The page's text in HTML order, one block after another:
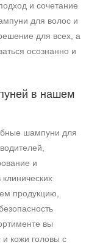
и сочетание
для волос и
для всех, а
осознанно и
в нашем
шампуни для
и
продукцию,
вы
кожи головы с